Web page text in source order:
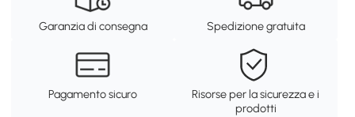
Garanzia di consegna Spedizione gratuita
Pagamento sicuro
Risorse per la sicurezza e i
prodotti